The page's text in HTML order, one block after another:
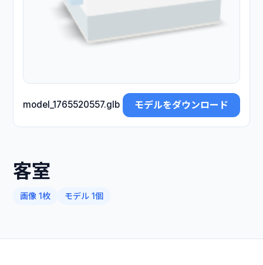
model_1765520557.glb モデルをダウンロード
客室
画像 1枚 モデル 1個